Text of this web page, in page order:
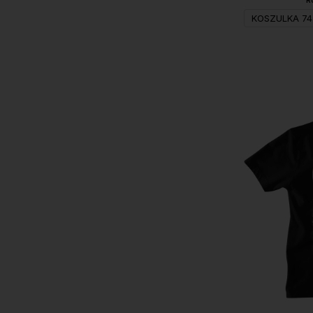
KOSZULKA 74